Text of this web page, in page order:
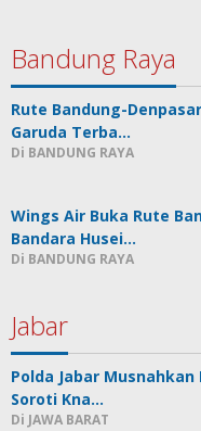
Bandung Raya
Rute Bandung-
Garuda Terba…
Di BANDUNG RAYA
Wings Air Buka Rute
Bandara Husei…
Di BANDUNG RAYA
Jabar
Polda Jabar Musnahkan
Soroti Kna…
Di JAWA BARAT